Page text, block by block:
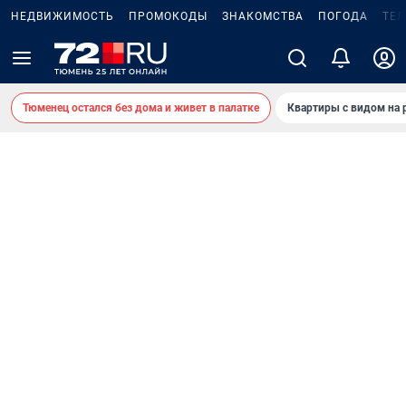
НЕДВИЖИМОСТЬ ПРОМОКОДЫ ЗНАКОМСТВА ПОГОДА
Тюменец остался без дома и живет в палатке Квартиры с видом на